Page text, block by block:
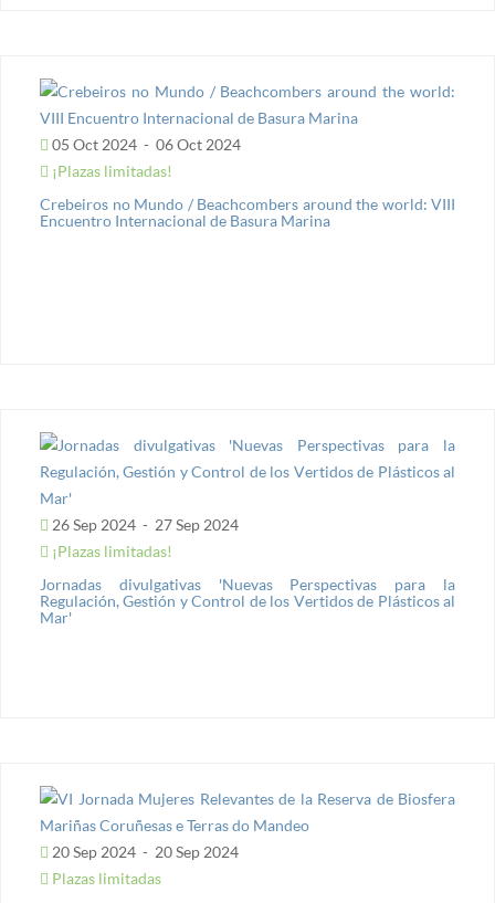
05 Oct 2024 - 06 Oct 2024
¡Plazas limitadas!
Crebeiros no Mundo / Beachcombers around the world: VIII
Encuentro Internacional de Basura Marina
26 Sep 2024 - 27 Sep 2024
¡Plazas limitadas!
Jornadas divulgativas 'Nuevas Perspectivas para la
Regulación, Gestión y Control de los Vertidos de Plásticos al
Mar'
20 Sep 2024 - 20 Sep 2024
Plazas limitadas